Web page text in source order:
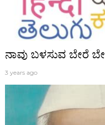
ನಾವು ಬಳಸುವ ಬೇರೆ
3 years ago